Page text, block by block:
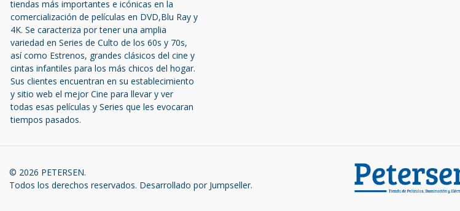
tiendas más importantes e icónicas en la
comercialización de películas en DVD,Blu Ray y
4K. Se caracteriza por tener una amplia
variedad en Series de Culto de los 60s y 70s,
así como Estrenos, grandes clásicos del cine y
cintas infantiles para los más chicos del hogar.
Sus clientes encuentran en su establecimiento
y sitio web el mejor Cine para llevar y ver
todas esas películas y Series que les evocaran
tiempos pasados.
© 2026 PETERSEN.
Todos los derechos reservados. Desarrollado por Jumpseller.